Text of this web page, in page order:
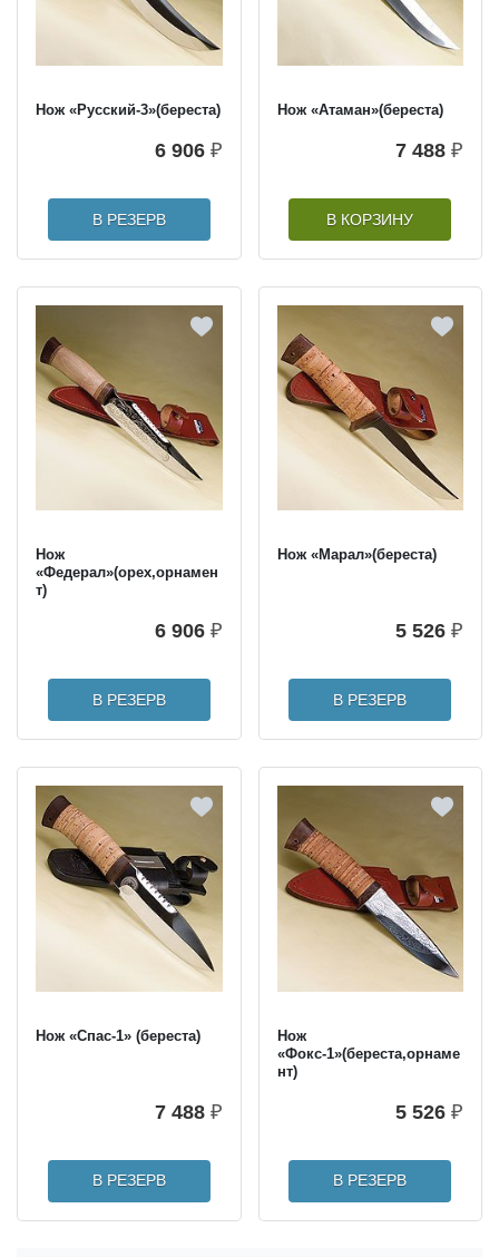
Нож «Русский-3»(береста)
6 906 ₽
В РЕЗЕРВ
Нож «Атаман»(береста)
7 488 ₽
В КОРЗИНУ
Нож
«Федерал»(орех,орнамен
т)
6 906 ₽
В РЕЗЕРВ
Нож «Марал»(береста)
5 526 ₽
В РЕЗЕРВ
Нож «Спас-1» (береста)
7 488 ₽
В РЕЗЕРВ
Нож
«Фокс-1»(береста,орнаме
нт)
5 526 ₽
В РЕЗЕРВ